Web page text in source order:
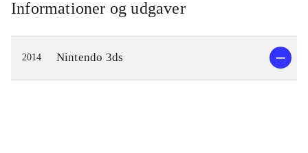
Informationer og udgaver
2014 Nintendo 3ds